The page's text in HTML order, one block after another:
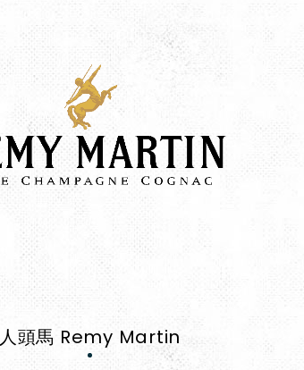
人頭馬 Remy Martin